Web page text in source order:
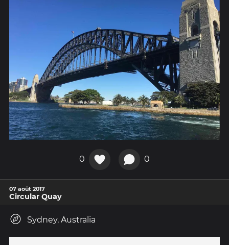
0 0
07 août 2017
Circular Quay
Sydney, Australia